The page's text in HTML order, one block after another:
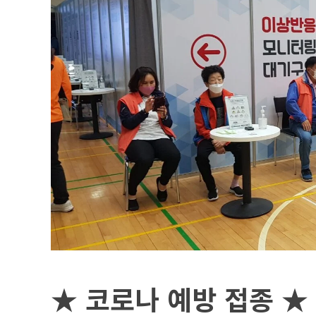
★ 코로나 예방 접종 ★